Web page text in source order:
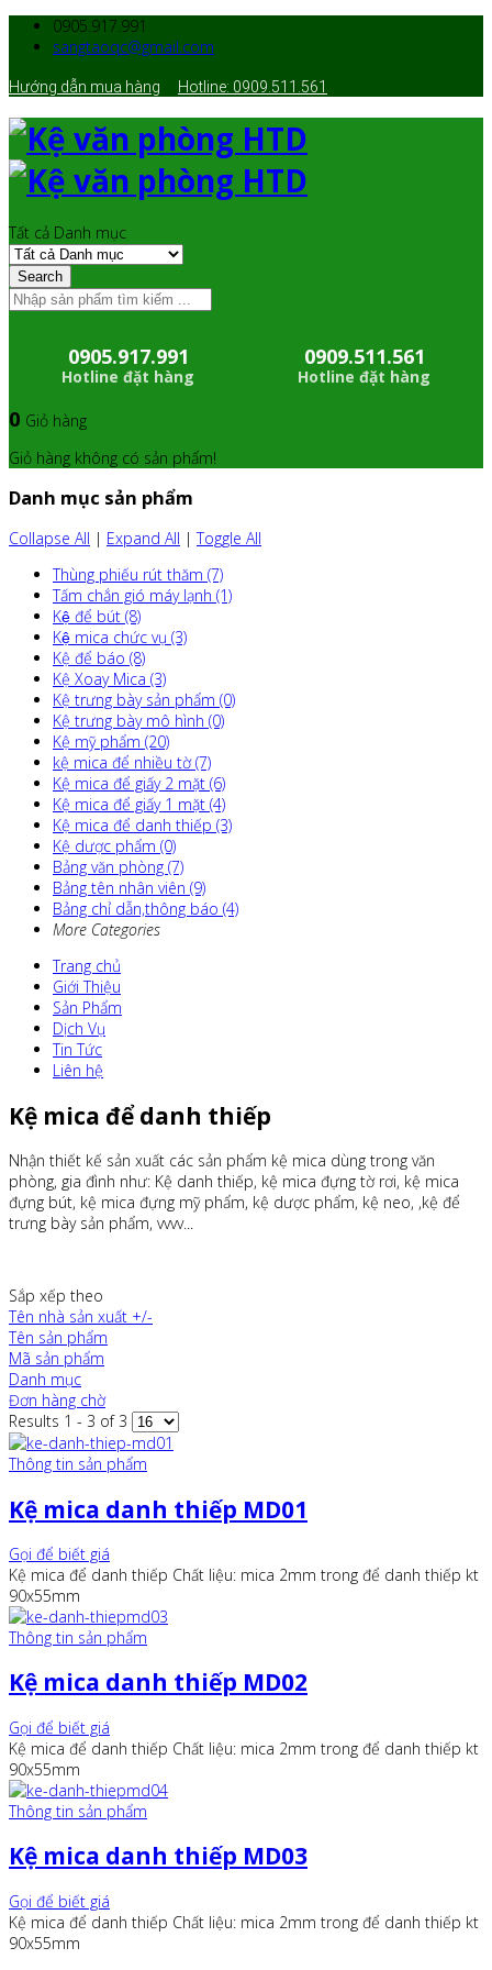
0905.917.991
sangtaoqc@gmail.com
Hướng dẫn mua hàng Hotline: 0909.511.561
Tất cả Danh mục
Search
0905.917.991
Hotline đặt hàng
0909.511.561
Hotline đặt hàng
0 Giỏ hàng
Giỏ hàng không có sản phẩm!
Danh mục sản phẩm
Collapse All | Expand All |Toggle All
Thùng phiếu rút thăm (7)
Tấm chắn gió máy lạnh (1)
Kệ để bút (8)
Kệ mica chức vụ (3)
Kệ để báo (8)
Kệ Xoay Mica (3)
Kệ trưng bày sản phẩm (0)
Kệ trưng bày mô hình (0)
Kệ mỹ phẩm (20)
kệ mica để nhiều tờ (7)
Kệ mica để giấy 2 mặt (6)
Kệ mica để giấy 1 mặt (4)
Kệ mica để danh thiếp (3)
Kệ dược phẩm (0)
Bảng văn phòng (7)
Bảng tên nhân viên (9)
Bảng chỉ dẫn,thông báo (4)
More Categories
Trang chủ
Giới Thiệu
Sản Phẩm
Dịch Vụ
Tin Tức
Liên hệ
Kệ mica để danh thiếp
Nhận thiết kế sản xuất các sản phẩm kệ mica dùng trong văn
phòng, gia đình như: Kệ danh thiếp, kệ mica đựng tờ rơi, kệ mica
đựng bút, kệ mica đựng mỹ phẩm, kệ dược phẩm, kệ neo, ,kệ để
trưng bày sản phẩm, vvvv...
Sắp xếp theo
Tên nhà sản xuất +/-
Tên sản phẩm
Mã sản phẩm
Danh mục
Đơn hàng chờ
Results 1 - 3 of 3
Thông tin sản phẩm
Kệ mica danh thiếp MD01
Gọi để biết giá
Kệ mica để danh thiếp Chất liệu: mica 2mm trong để danh thiếp kt
90x55mm
Thông tin sản phẩm
Kệ mica danh thiếp MD02
Gọi để biết giá
Kệ mica để danh thiếp Chất liệu: mica 2mm trong để danh thiếp kt
90x55mm
Thông tin sản phẩm
Kệ mica danh thiếp MD03
Gọi để biết giá
Kệ mica để danh thiếp Chất liệu: mica 2mm trong để danh thiếp kt
90x55mm